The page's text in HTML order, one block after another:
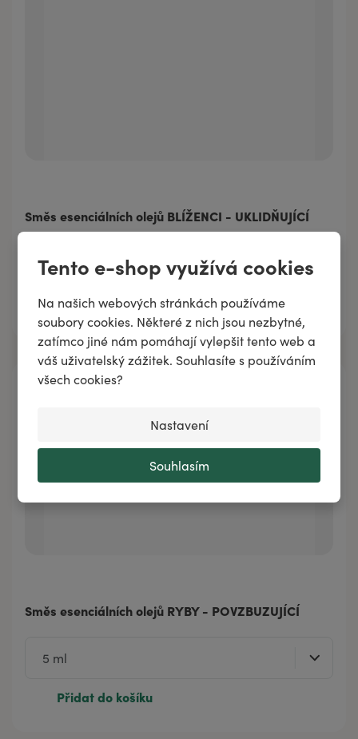
Tento e-shop využívá cookies
Na našich webových stránkách používáme
soubory cookies. Některé z nich jsou nezbytné,
zatímco jiné nám pomáhají vylepšit tento web a
váš uživatelský zážitek. Souhlasíte s používáním
všech cookies?
Nastavení
Souhlasím
Směs esenciálních olejů BLÍŽENCI - UKLIDŇUJÍCÍ
Přidat do košíku
Směs esenciálních olejů RYBY - POVZBUZUJÍCÍ
Přidat do košíku